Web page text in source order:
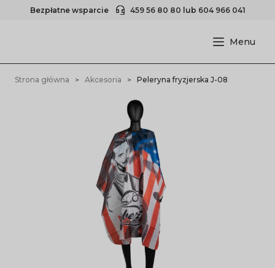
Bezpłatne wsparcie 459 56 80 80 lub 604 966 041
Strona główna Akcesoria Peleryna fryzjerska J-08